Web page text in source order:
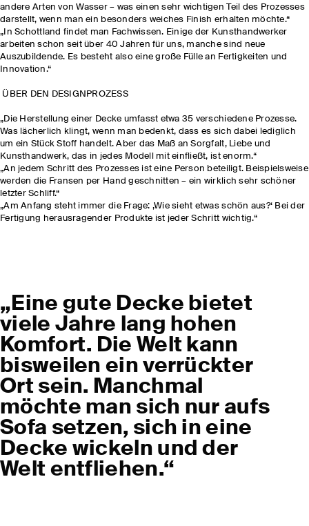
andere Arten von Wasser – was einen sehr wichtigen Teil des Prozesses
darstellt, wenn man ein besonders weiches Finish erhalten möchte.“
„In Schottland findet man Fachwissen. Einige der Kunsthandwerker
arbeiten schon seit über 40 Jahren für uns, manche sind neue
Auszubildende. Es besteht also eine große Fülle an Fertigkeiten und
Innovation.“
ÜBER DEN DESIGNPROZESS
„Die Herstellung einer Decke umfasst etwa 35 verschiedene Prozesse.
Was lächerlich klingt, wenn man bedenkt, dass es sich dabei lediglich
um ein Stück Stoff handelt. Aber das Maß an Sorgfalt, Liebe und
Kunsthandwerk, das in jedes Modell mit einfließt, ist enorm.“
„An jedem Schritt des Prozesses ist eine Person beteiligt. Beispielsweise
werden die Fransen per Hand geschnitten – ein wirklich sehr schöner
letzter Schliff.“
„Am Anfang steht immer die Frage: ‚Wie sieht etwas schön aus?‘ Bei der
Fertigung herausragender Produkte ist jeder Schritt wichtig.“
„Eine gute Decke bietet
viele Jahre lang hohen
Komfort. Die Welt kann
bisweilen ein verrückter
Ort sein. Manchmal
möchte man sich nur aufs
Sofa setzen, sich in eine
Decke wickeln und der
Welt entfliehen.“